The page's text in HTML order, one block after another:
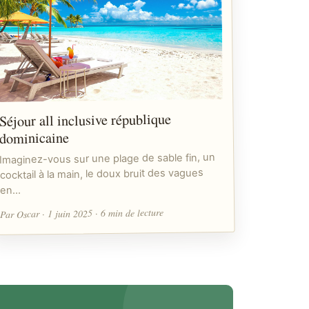
Séjour all inclusive république
dominicaine
Imaginez-vous sur une plage de sable fin, un
cocktail à la main, le doux bruit des vagues
en…
Par Oscar · 1 juin 2025 · 6 min de lecture